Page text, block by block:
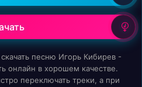
песню Игорь Кибирев -
онлайн в хорошем качестве.
переключать треки, а при